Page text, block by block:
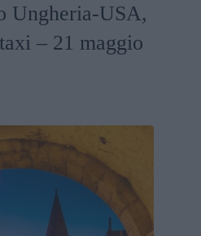
Ungheria-USA,
– 21 maggio